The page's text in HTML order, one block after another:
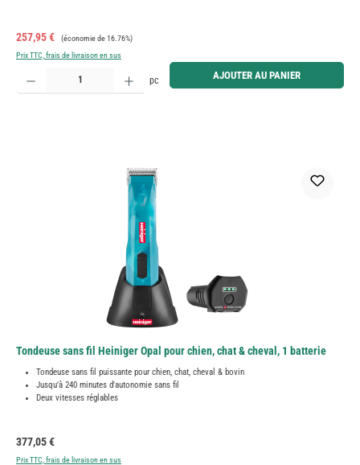
Prix de vente :
257,95 € Prix régulier :
(économie de 16.76%)
Prix TTC, frais de livraison en sus
Quantité de produit : Entrez la quantité souhaitée ou utilisez les boutons pour augmenter ou
pc AJOUTER AU PANIER
Tondeuse sans fil Heiniger Opal pour chien, chat & cheval, 1 batterie
Tondeuse sans fil puissante pour chien, chat, cheval & bovin
Jusqu'à 240 minutes d'autonomie sans fil
Deux vitesses réglables
Prix régulier :
377,05 €
Prix TTC, frais de livraison en sus